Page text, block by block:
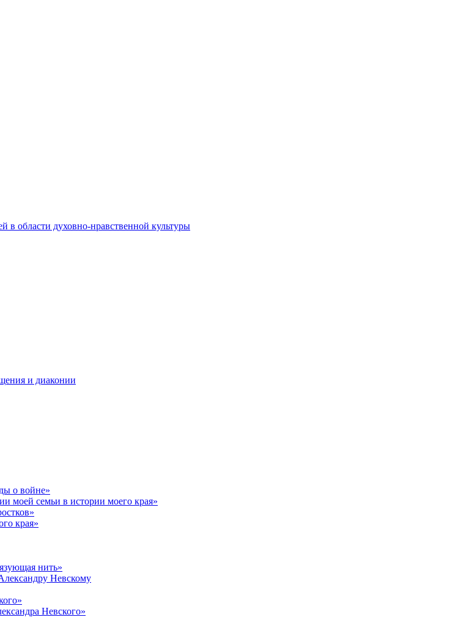
в области духовно-нравственной культуры
и диаконии
о войне»
моей семьи в истории моего края»
края»
нить»
Невскому
Невского»